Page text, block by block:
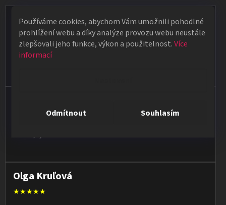
Používáme cookies, abychom Vám umožnili pohodlné
prohlížení webu a díky analýze provozu webu neustále
zlepšovali jeho funkce, výkon a použitelnost.Více
informací
Odmítnout Souhlasím
Vít Vápeník
★★★★★
Poradí, pomůžou. Zboží je kvalitní a rychlé dodání pokud je zboží
Vše ok, rychlé dodání
Olga Kruľová
★★★★★